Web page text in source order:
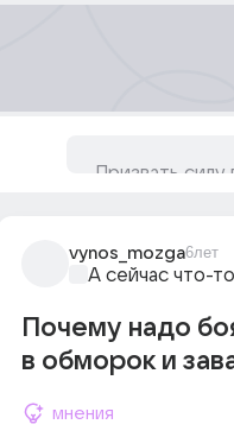
vynos_mozga6лет
А сейчас что-
Почему надо
в обморок и
мнения